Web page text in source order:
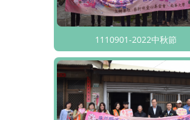
1110901-2022中秋節